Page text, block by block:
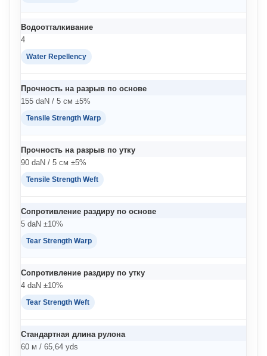
Водоотталкивание
4
Water Repellency
Прочность на разрыв по основе
155 daN / 5 см ±5%
Tensile Strength Warp
Прочность на разрыв по утку
90 daN / 5 см ±5%
Tensile Strength Weft
Сопротивление раздиру по основе
5 daN ±10%
Tear Strength Warp
Сопротивление раздиру по утку
4 daN ±10%
Tear Strength Weft
Стандартная длина рулона
60 м / 65,64 yds